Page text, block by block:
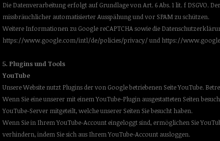
Die Datenverarbeitung erfolgt auf Grundlage von Art. 6 Abs. 1 lit. f DSGVO.
missbräuchlicher automatisierter Ausspähung und vor SPAM zu schützen.
Weitere Informationen zu Google reCAPTCHA sowie die
https://www.google.com/intl/de/policies/privacy/und https://
5. Plugins und Tools
YouTube
Unsere Website nutzt Plugins der von Google betriebenen Seite YouTube.
Wenn Sie eine unserer mit einem YouTube-Plugin ausgestatteten Seiten
YouTube-Server mitgeteilt, welche unserer Seiten Sie besucht haben.
Wenn Sie in Ihrem YouTube-Account eingeloggt sind, ermöglichen Sie
verhindern, indem Sie sich aus Ihrem YouTube-Account ausloggen.